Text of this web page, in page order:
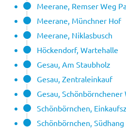
Meerane, Remser Weg
Meerane, Münchner Hof
Meerane, Niklasbusch
Höckendorf, Wartehalle
Gesau, Am Staubholz
Gesau, Zentraleinkauf
Gesau, Schönbörnchener
Schönbörnchen,
Schönbörnchen, Südhang